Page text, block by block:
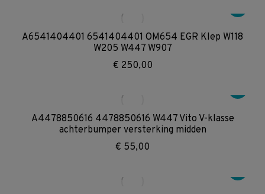
A6541404401 6541404401 OM654 EGR Klep W118
W205 W447 W907
€ 250,00
A4478850616 4478850616 W447 Vito V-klasse
achterbumper versterking midden
€ 55,00